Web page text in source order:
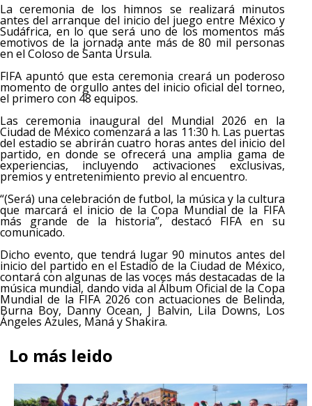
La ceremonia de los himnos se realizará minutos
antes del arranque del inicio del juego entre México y
Sudáfrica, en lo que será uno de los momentos más
emotivos de la jornada ante más de 80 mil personas
en el Coloso de Santa Úrsula.
FIFA apuntó que esta ceremonia creará un poderoso
momento de orgullo antes del inicio oficial del torneo,
el primero con 48 equipos.
Las ceremonia inaugural del Mundial 2026 en la
Ciudad de México comenzará a las 11:30 h. Las puertas
del estadio se abrirán cuatro horas antes del inicio del
partido, en donde se ofrecerá una amplia gama de
experiencias, incluyendo activaciones exclusivas,
premios y entretenimiento previo al encuentro.
“(Será) una celebración de futbol, ​​la música y la cultura
que marcará el inicio de la Copa Mundial de la FIFA
más grande de la historia”, destacó FIFA en su
comunicado.
Dicho evento, que tendrá lugar 90 minutos antes del
inicio del partido en el Estadio de la Ciudad de México,
contará con algunas de las voces más destacadas de la
música mundial, dando vida al Álbum Oficial de la Copa
Mundial de la FIFA 2026 con actuaciones de Belinda,
Burna Boy, Danny Ocean, J Balvin, Lila Downs, Los
Ángeles Azules, Maná y Shakira.
Lo más leido